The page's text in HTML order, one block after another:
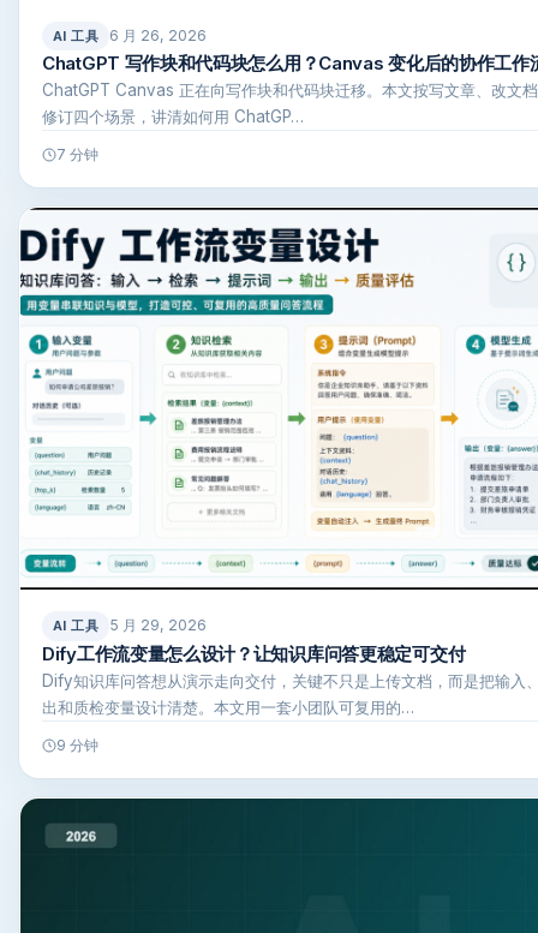
AI 工具 6 月 26, 2026
ChatGPT 写作块和代码块怎么用？Canvas 变化后的协作工作
ChatGPT Canvas 正在向写作块和代码块迁移。本文按写文章、改文
修订四个场景，讲清如何用 ChatGP…
7 分钟
AI 工具 5 月 29, 2026
Dify工作流变量怎么设计？让知识库问答更稳定可交付
Dify知识库问答想从演示走向交付，关键不只是上传文档，而是把输入
出和质检变量设计清楚。本文用一套小团队可复用的…
9 分钟